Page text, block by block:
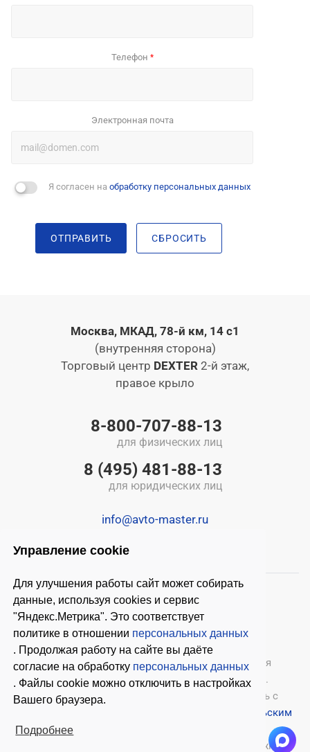
Управление cookie
Для улучшения работы сайт может собирать
данные, используя cookies и сервис
"Яндекс.Метрика". Это соответствует
политике в отношении персональных данных
. Продолжая работу на сайте вы даёте
согласие на обработку персональных данных
. Файлы cookie можно отключить в настройках
Вашего браузера.
Подробнее
Телефон *
Электронная почта
Я согласен на обработку персональных данных
ОТПРАВИТЬ СБРОСИТЬ
Москва, МКАД, 78-й км, 14 с1
(внутренняя сторона)
Торговый центр DEXTER 2-й этаж,
правое крыло
8-800-707-88-13
для физических лиц
8 (495) 481-88-13
для юридических лиц
info@avto-master.ru
© 2026 ООО «Автомастер»— оборудование для
автосервиса, шиномонтажное оборудование.
Оставляя заявки на нашем сайте, ознакомьтесь с
Пользовательским
Копирование материалов с этого сайта возможно